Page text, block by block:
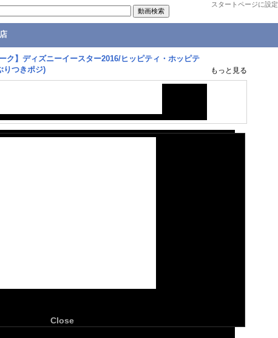
スタートページに設定
ーク】ディズニーイースター2016/ヒッピティ・ホッピテ
りつきポジ)
もっと見る
Close